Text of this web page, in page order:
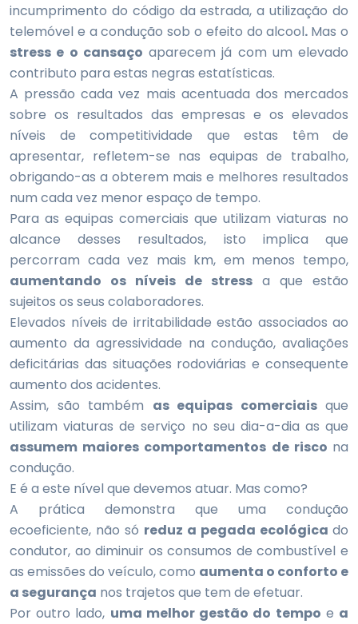
incumprimento do código da estrada, a utilização do
telemóvel e a condução sob o efeito do alcool. Mas o
stress e o cansaço aparecem já com um elevado
contributo para estas negras estatísticas.
A pressão cada vez mais acentuada dos mercados
sobre os resultados das empresas e os elevados
níveis de competitividade que estas têm de
apresentar, refletem-se nas equipas de trabalho,
obrigando-as a obterem mais e melhores resultados
num cada vez menor espaço de tempo.
Para as equipas comerciais que utilizam viaturas no
alcance desses resultados, isto implica que
percorram cada vez mais km, em menos tempo,
aumentando os níveis de stress a que estão
sujeitos os seus colaboradores.
Elevados níveis de irritabilidade estão associados ao
aumento da agressividade na condução, avaliações
deficitárias das situações rodoviárias e consequente
aumento dos acidentes.
Assim, são também as equipas comerciaisque
utilizam viaturas de serviço no seu dia-a-dia as que
assumem maiores comportamentos de risco na
condução.
E é a este nível que devemos atuar. Mas como?
A prática demonstra que uma condução
ecoeficiente, não só reduz a pegada ecológica do
condutor, ao diminuir os consumos de combustível e
as emissões do veículo, como aumenta o conforto e
a segurança nos trajetos que tem de efetuar.
Por outro lado, uma melhor gestão do tempo e a